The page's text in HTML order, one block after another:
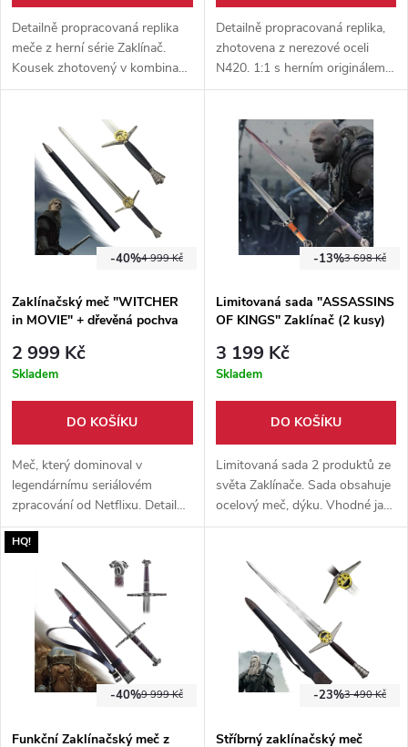
Detailně propracovaná replika
meče z herní série Zaklínač.
Kousek zhotovený v kombinaci
dřeva, oceli N420 a ekokůže.
do sbírky všech fanoušků
fantasy.
Detailně propracovaná replika,
zhotovena z nerezové oceli
N420. 1:1 s herním originálem.
Součástí meče je i dřevěná
ekokůží.
4 999 Kč
-40%
Zaklínačský meč "WITCHER
in MOVIE" + dřevěná pochva
2 999 Kč
Skladem
DO KOŠÍKU
Meč, který dominoval v
legendárnímu seriálovém
zpracování od Netflixu. Detailně
propracovaný meč v poměru
1:1 s originálem. Lehký a tupý.
Meč, který je vhodný jak pro
výstavní účely, tak pro trénink.
Součástí meče je dřevěná
pochva.
3 698 Kč
-13%
Limitovaná sada "ASSASSINS
OF KINGS" Zaklínač (2 kusy)
3 199 Kč
Skladem
DO KOŠÍKU
Limitovaná sada 2 produktů ze
světa Zaklínače. Sada obsahuje
ocelový meč, dýku. Vhodné jak
pro výstavu tak jako doplněk ke
HQ!
9 999 Kč
-40%
Funkční Zaklínačský meč z
3 490 Kč
-23%
Stříbrný zaklínačský meč